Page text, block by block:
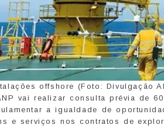
offshore (Foto: Divulgação
vai realizar consulta prévia de
a igualdade de
e serviços nos contratos de